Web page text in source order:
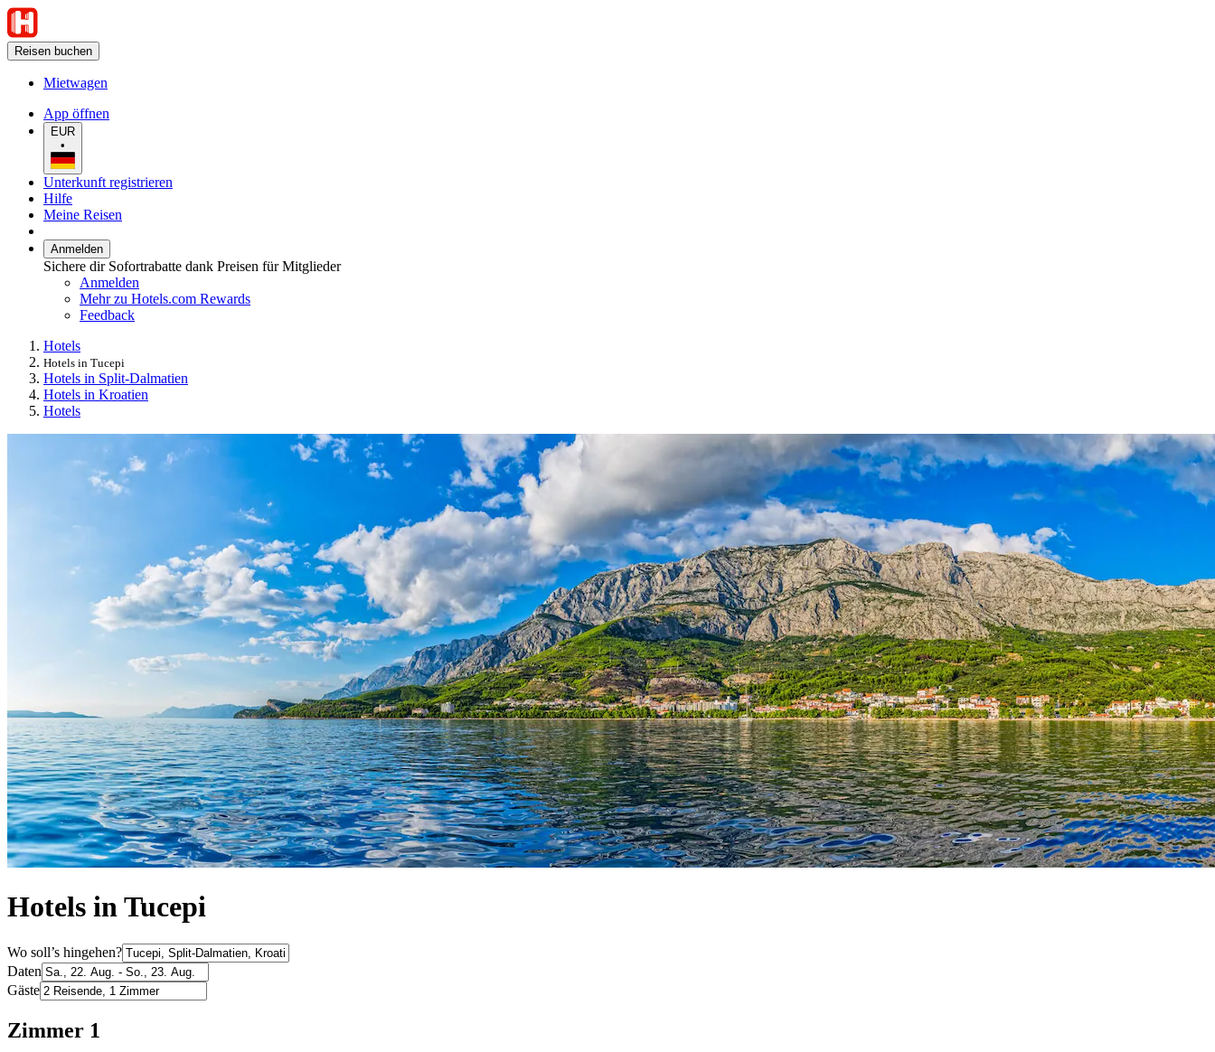
Reisen buchen
Mietwagen
App öffnen
EUR
•
Unterkunft registrieren
Hilfe
Meine Reisen
Anmelden
Sichere dir Sofortrabatte dank Preisen für Mitglieder
Anmelden
Mehr zu Hotels.com Rewards
Feedback
Hotels
Hotels in Tucepi
Hotels in Split-Dalmatien
Hotels in Kroatien
Hotels
Hotels in Tucepi
Wo soll’s hingehen?
Daten
Gäste
Zimmer 1